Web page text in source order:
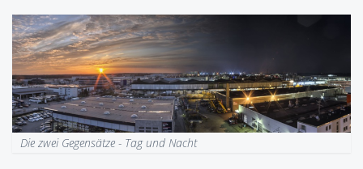
Die zwei Gegensätze - Tag und Nacht